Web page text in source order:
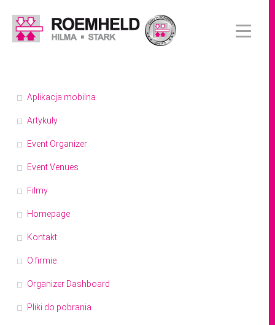
Aplikacja mobilna
Artykuły
Event Organizer
Event Venues
Filmy
Homepage
Kontakt
O firmie
Organizer Dashboard
Pliki do pobrania